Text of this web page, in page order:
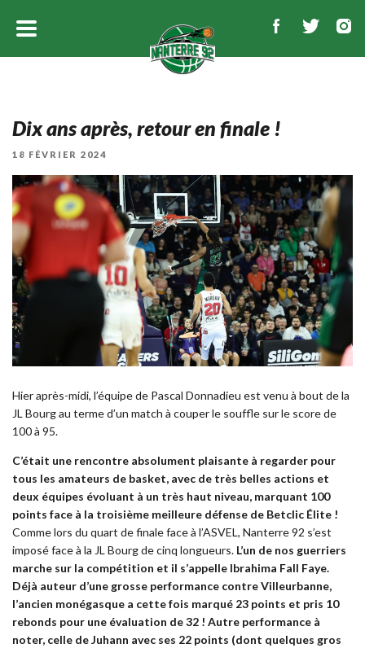
Dix ans après, retour en finale !
PUBLIÉ
18 FÉVRIER 2024
Hier après-midi, l’équipe de Pascal Donnadieu est venu à bout de la
JL Bourg au terme d’un match à couper le souffle sur le score de
100 à 95.
C’était une rencontre absolument plaisante à regarder pour
tous les amateurs de basket, avec de très belles actions et
deux équipes évoluant à un très haut niveau, marquant 100
points face à la troisième meilleure défense de Betclic Élite !
Comme lors du quart de finale face à l’ASVEL, Nanterre 92 s’est
imposé face à la JL Bourg de cinq longueurs. L’un de nos guerriers
marche sur la compétition et il s’appelle Ibrahima Fall Faye.
Déjà auteur d’une grosse performance contre Villeurbanne,
l’ancien monégasque a cette fois marqué 23 points et pris 10
rebonds pour une évaluation de 32 ! Autre performance à
noter, celle de Juhann avec ses 22 points (dont quelques gros